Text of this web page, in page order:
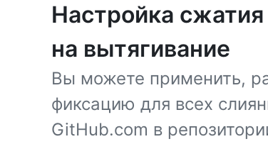
Настройка
на вытягивание
Вы можете применить,
фиксацию для всех
GitHub.com в